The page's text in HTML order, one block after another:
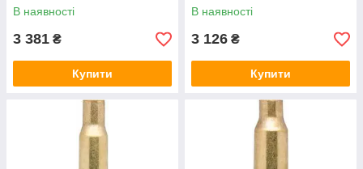
В наявності
3 381 ₴
Купити
В наявності
3 126 ₴
Купити